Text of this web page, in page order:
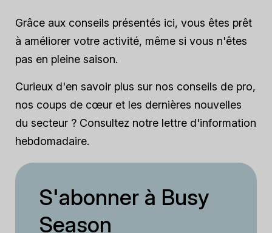
Grâce aux conseils présentés ici, vous êtes prêt
à améliorer votre activité, même si vous n'êtes
pas en pleine saison.
Curieux d'en savoir plus sur nos conseils de pro,
nos coups de cœur et les dernières nouvelles
du secteur ? Consultez notre lettre d'information
hebdomadaire.
S'abonner à Busy
Season